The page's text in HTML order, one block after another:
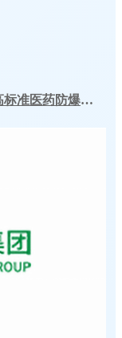
贝达药业（嵊州）创新药产业化基地高标准医药防爆冷库建造工程案例